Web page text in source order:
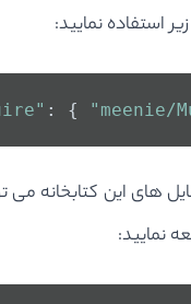
استفاده نمایید:
: { "meenie/
های این کتابخانه می
نمایید: